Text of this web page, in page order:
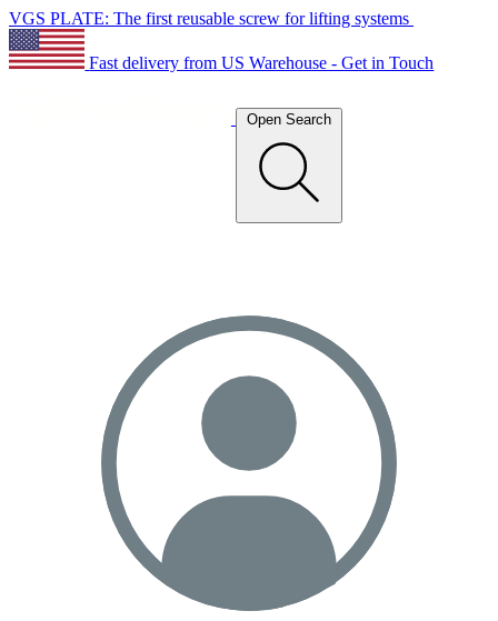
VGS PLATE: The first reusable screw for lifting systems
Fast delivery from US Warehouse - Get in Touch
Open Search